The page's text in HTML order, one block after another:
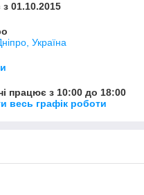
01.10.2015
Україна
працює з 10:00 до 18:00
весь графік роботи